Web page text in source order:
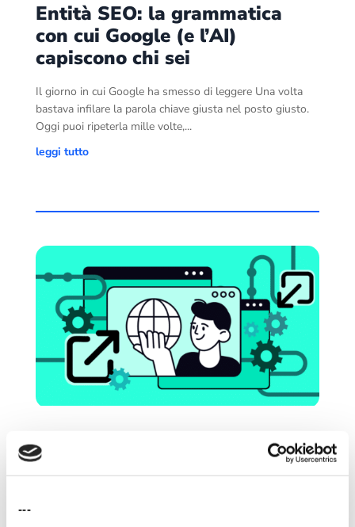
---
Entità SEO: la grammatica
con cui Google (e l’AI)
capiscono chi sei
Il giorno in cui Google ha smesso di leggere Una volta
bastava infilare la parola chiave giusta nel posto giusto.
Oggi puoi ripeterla mille volte,...
leggi tutto
Internal Linking: la strategia
per costruire autorità (e